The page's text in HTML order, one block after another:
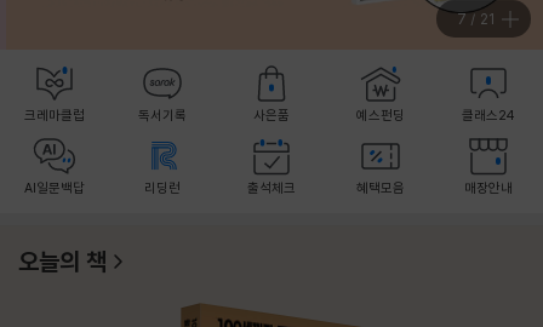
8/ 21
크레마클럽 독서기록 사은품 예스펀딩 클래스24
AI일문백답 리딩런 출석체크 혜택모음 매장안내
오늘의 책